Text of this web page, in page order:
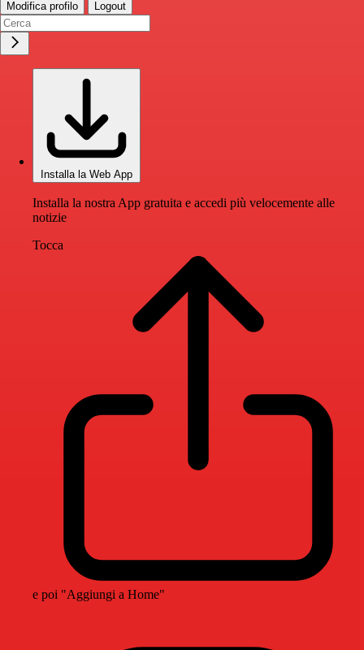
Modifica profilo Logout
Installa la Web App
Installa la nostra App gratuita e accedi più velocemente alle
notizie
Tocca
e poi "Aggiungi a Home"